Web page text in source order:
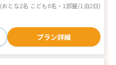
(おとな2名 こども0名・1部屋/1泊2日)
プラン詳細